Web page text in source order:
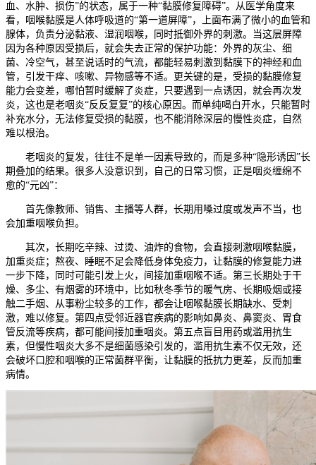
血、水肿、损伤”的状态，属于一种“黏膜修复障碍”。从医学角度来
看，咽喉黏膜是人体呼吸道的“第一道屏障”，上面布满了微小的血管和
腺体，负责分泌黏液、湿润咽喉，同时抵御外界的刺激。当这层屏障
因为各种原因受损后，就会失去正常的保护功能：外界的灰尘、细
菌、冷空气，甚至说话时的气流，都能轻易刺激到黏膜下的神经和血
管，引发干痒、咳嗽、异物感等不适。更关键的是，受损的黏膜修复
能力会变差，哪怕暂时缓解了炎症，只要遇到一点诱因，就会再次发
炎，这也是老咽炎“反反复复”的核心原因。而单纯喝白开水，只能暂时
补充水分，无法修复受损的黏膜，也不能消除深层的慢性炎症，自然
难以根治。
老咽炎的复发，往往不是单一因素导致的，而是多种“隐形诱因”长
期叠加的结果。很多人没意识到，自己的日常习惯，正是咽炎缠绵不
愈的“元凶”：
首先像教师、销售、主播等人群，长期用嗓过度或发声不当，也
会加重咽喉负担。
其次，长期吃辛辣、过烫、油炸的食物，会直接刺激咽喉黏膜，
加重炎症；熬夜、睡眠不足会降低身体免疫力，让黏膜的修复能力进
一步下降，同时可能引发上火，间接加重咽喉不适。第三长期处于干
燥、多尘、有烟雾的环境中，比如秋冬季节的暖气房、长期吸烟或接
触二手烟、从事粉尘较多的工作，都会让咽喉黏膜长期缺水、受刺
激，难以修复。第四点受邻近器官疾病的影响如鼻炎、鼻窦炎、胃食
管反流等疾病，都可能间接加重咽炎。第五点盲目用药或滥用抗生
素，但慢性咽炎大多不是细菌感染引发的，滥用抗生素不仅无效，还
会破坏口腔和咽喉的正常菌群平衡，让黏膜的抵抗力更差，反而加重
病情。